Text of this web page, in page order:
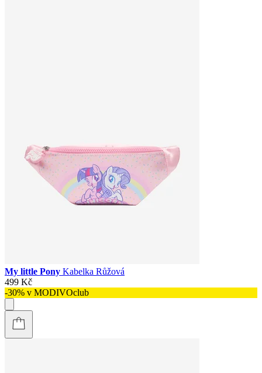
My little Pony Kabelka Růžová
499 Kč
-30% v MODIVOclub